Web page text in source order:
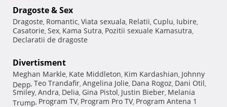
Dragoste & Sex
Dragoste, Romantic, Viata sexuala, Relatii, Cuplu, Iubire,
Casatorie, Sex, Kama Sutra, Pozitii sexuale Kamasutra,
Declaratii de dragoste
Divertisment
Meghan Markle, Kate Middleton, Kim Kardashian, Johnny
Depp, Teo Trandafir, Angelina Jolie, Dana Rogoz, Dani Otil,
Smiley, Andra, Delia, Gina Pistol, Justin Bieber, Melania
Trump, Program TV, Program Pro TV, Program Antena 1